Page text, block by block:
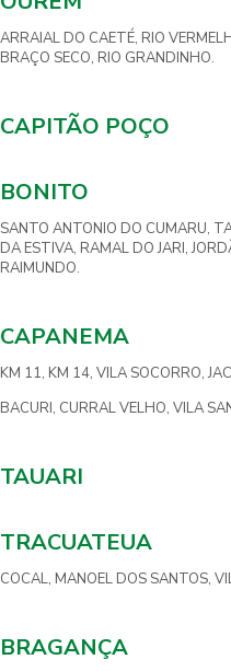
ARRAIAL DO CAETÉ, RIO
BRAÇO SECO, RIO GRANDINHO.
CAPITÃO POÇO
BONITO
SANTO ANTONIO DO CUMARU,
DA ESTIVA, RAMAL DO JARI,
RAIMUNDO.
CAPANEMA
KM 11, KM 14, VILA SOCORRO,
BACURI, CURRAL VELHO, VILA
TAUARI
TRACUATEUA
COCAL, MANOEL DOS SANTOS,
BRAGANÇA